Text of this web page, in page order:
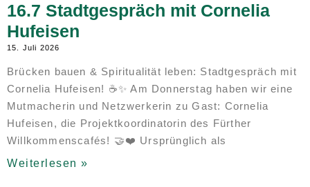
16.7 Stadtgespräch mit Cornelia
Hufeisen
15. Juli 2026
Brücken bauen & Spiritualität leben: Stadtgespräch mit
Cornelia Hufeisen! ☕✨ Am Donnerstag haben wir eine
Mutmacherin und Netzwerkerin zu Gast: Cornelia
Hufeisen, die Projektkoordinatorin des Fürther
Willkommenscafés! 🤝❤️ Ursprünglich als
Weiterlesen »